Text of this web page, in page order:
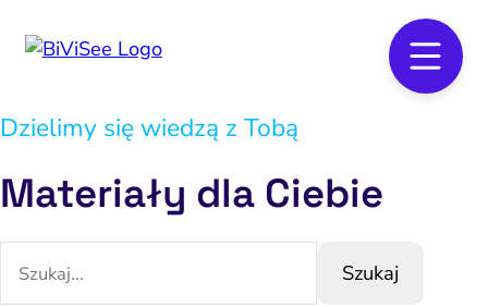
Dzielimy się wiedzą z Tobą
Materiały dla Ciebie
Szukaj